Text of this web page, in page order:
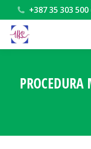
+387 35 303